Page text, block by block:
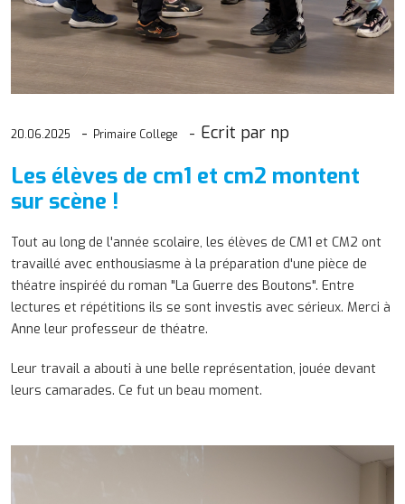
20.06.2025 Primaire College Ecrit par np
Les élèves de cm1 et cm2 montent
sur scène !
Tout au long de l'année scolaire, les élèves de CM1 et CM2 ont
travaillé avec enthousiasme à la préparation d'une pièce de
théatre inspiréé du roman "La Guerre des Boutons". Entre
lectures et répétitions ils se sont investis avec sérieux. Merci à
Anne leur professeur de théatre.
Leur travail a abouti à une belle représentation, jouée devant
leurs camarades. Ce fut un beau moment.